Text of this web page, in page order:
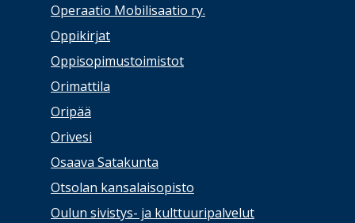
Operaatio Mobilisaatio ry.
Oppikirjat
Oppisopimustoimistot
Orimattila
Oripää
Orivesi
Osaava Satakunta
Otsolan kansalaisopisto
Oulun sivistys- ja kulttuuripalvelut